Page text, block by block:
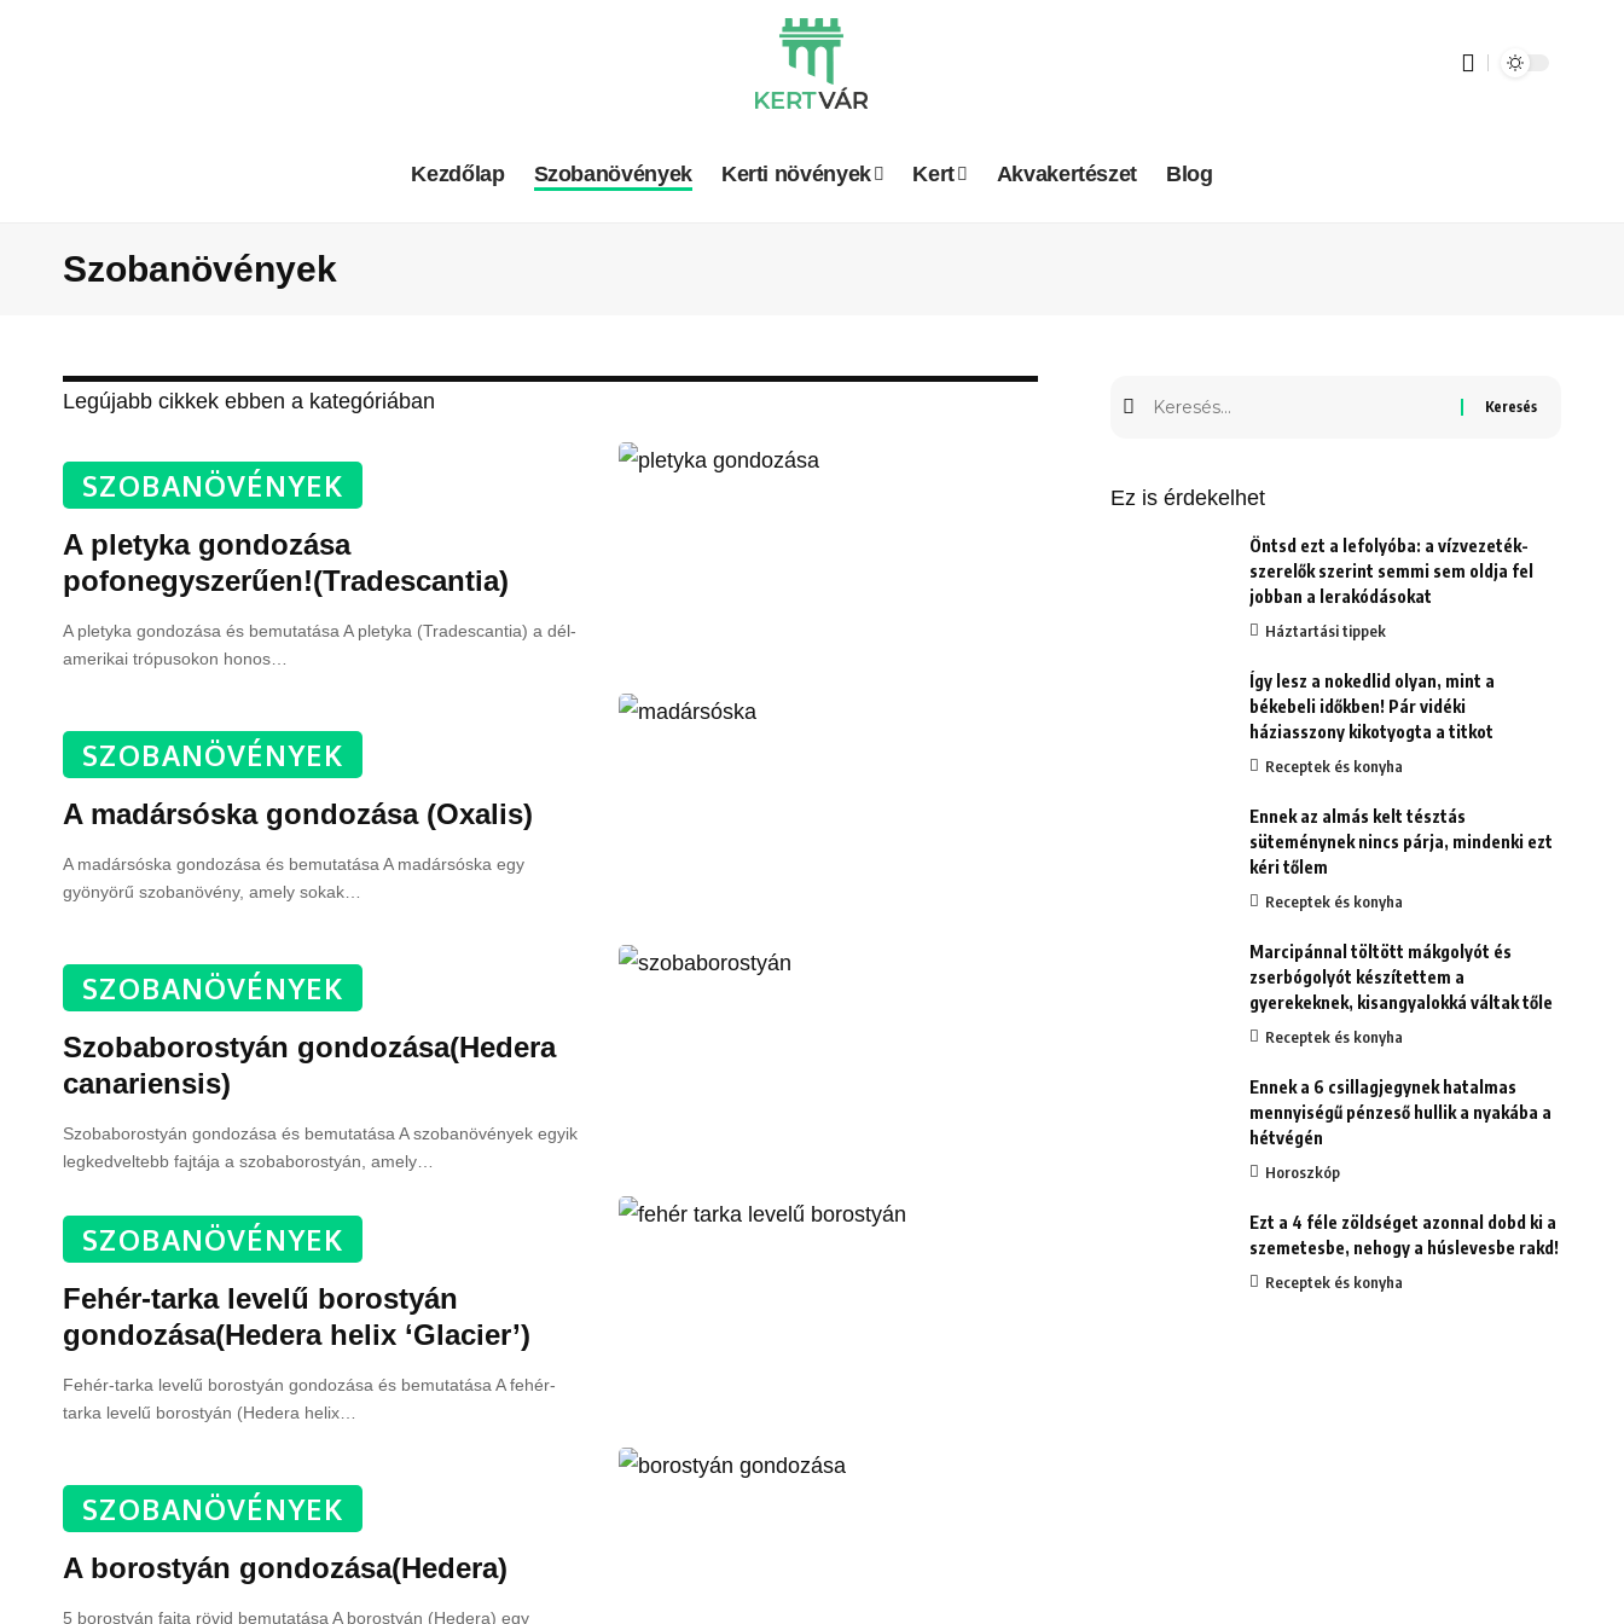
Kezdőlap Szobanövények Kerti növények Kert Akvakertészet Blog
Szobanövények
Legújabb cikkek ebben a kategóriában
SZOBANÖVÉNYEK
A pletyka gondozása
pofonegyszerűen!(Tradescantia)
A pletyka gondozása és bemutatása A pletyka (Tradescantia) a dél-
amerikai trópusokon honos…
SZOBANÖVÉNYEK
A madársóska gondozása (Oxalis)
A madársóska gondozása és bemutatása A madársóska egy
gyönyörű szobanövény, amely sokak…
SZOBANÖVÉNYEK
Szobaborostyán gondozása(Hedera
canariensis)
Szobaborostyán gondozása és bemutatása A szobanövények egyik
legkedveltebb fajtája a szobaborostyán, amely…
SZOBANÖVÉNYEK
Fehér-tarka levelű borostyán
gondozása(Hedera helix ‘Glacier’)
Fehér-tarka levelű borostyán gondozása és bemutatása A fehér-
tarka levelű borostyán (Hedera helix
SZOBANÖVÉNYEK
A borostyán gondozása(Hedera)
5 borostyán fajta rövid bemutatása A borostyán (Hedera) egy
Ez is érdekelhet
Öntsd ezt a lefolyóba: a vízvezeték-
szerelők szerint semmi sem oldja fel
jobban a lerakódásokat
Háztartási tippek
Így lesz a nokedlid olyan, mint a
békebeli időkben! Pár vidéki
háziasszony kikotyogta a titkot
Receptek és konyha
Ennek az almás kelt tésztás
süteménynek nincs párja, mindenki ezt
kéri tőlem
Receptek és konyha
Marcipánnal töltött mákgolyót és
zserbógolyót készítettem a
gyerekeknek, kisangyalokká váltak tőle
Receptek és konyha
Ennek a 6 csillagjegynek hatalmas
mennyiségű pénzeső hullik a nyakába a
hétvégén
Horoszkóp
Ezt a 4 féle zöldséget azonnal dobd ki a
szemetesbe, nehogy a húslevesbe rakd!
Receptek és konyha